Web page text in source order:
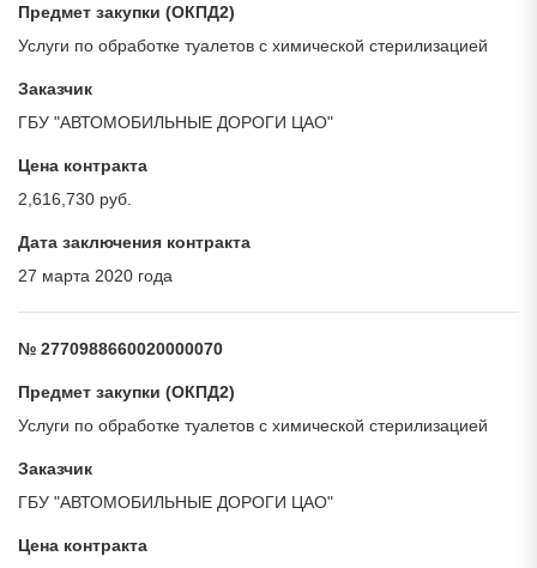
Предмет закупки (ОКПД2)
Услуги по обработке туалетов с химической стерилизацией
Заказчик
ГБУ "АВТОМОБИЛЬНЫЕ ДОРОГИ ЦАО"
Цена контракта
2,616,730 руб.
Дата заключения контракта
27 марта 2020 года
№ 2770988660020000070
Предмет закупки (ОКПД2)
Услуги по обработке туалетов с химической стерилизацией
Заказчик
ГБУ "АВТОМОБИЛЬНЫЕ ДОРОГИ ЦАО"
Цена контракта